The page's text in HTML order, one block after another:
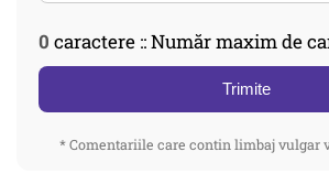
0 caractere :: Număr maxim de
Trimite
* Comentariile care contin limbaj vulgar